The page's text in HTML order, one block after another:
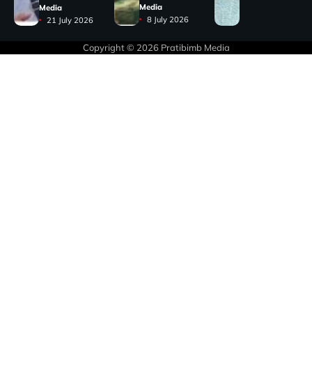
Media
21 July 2026
Media
8 July 2026
Copyright © 2026 Pratibimb Media